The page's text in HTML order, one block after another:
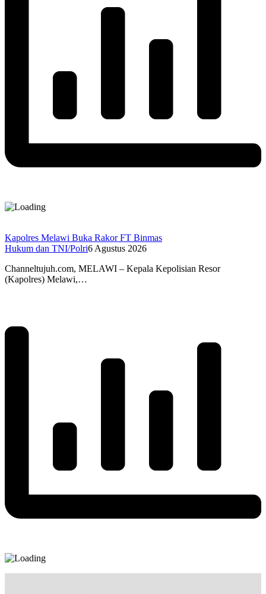
Kapolres Melawi Buka Rakor FT Binmas
Hukum dan TNI/Polri6 Agustus 2026
Channeltujuh.com, MELAWI – Kepala Kepolisian Resor
(Kapolres) Melawi,…